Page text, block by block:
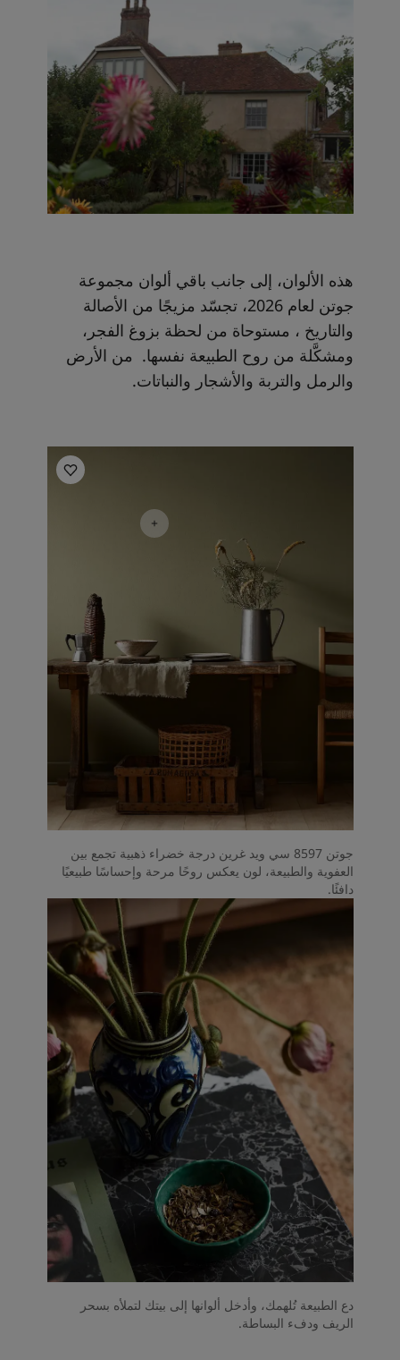
هذه الألوان، إلى جانب باقي ألوان مجموعة
جوتن لعام 2026، تجسّد مزيجًا من الأصالة
والتاريخ ، مستوحاة من لحظة بزوغ الفجر،
ومشكَّلة من روح الطبيعة نفسها. من الأرض
والرمل والتربة والأشجار والنباتات.
جوتن 8597 سي ويد غرين درجة خضراء ذهبية تجمع بين
العفوية والطبيعة، لون يعكس روحًا مرحة وإحساسًا طبيعيًا
دافئًا.
دع الطبيعة تُلهمك، وأدخل ألوانها إلى بيتك لتملأه بسحر
الريف ودفء البساطة.